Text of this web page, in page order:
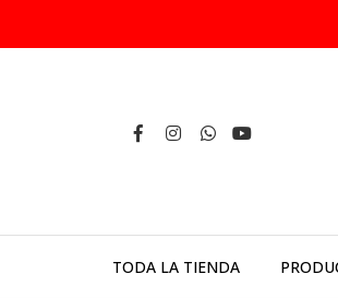
TODA LA TIENDA